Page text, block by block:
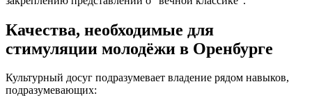
Качества, необходимые для
стимуляции молодёжи в Оренбурге
Культурный досуг подразумевает владение рядом навыков,
подразумевающих: